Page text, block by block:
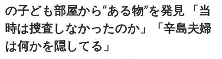
の子ども部屋から“ある物”を発見 「当
時は捜査しなかったのか」「辛島夫婦
は何かを隠してる」